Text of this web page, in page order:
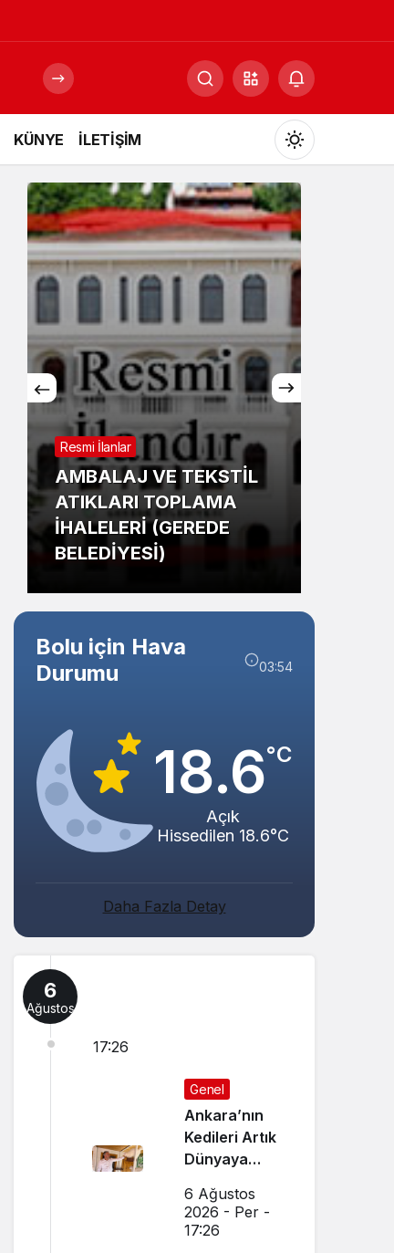
KÜNYE İLETİŞİM
Mod
değiştir
Gündüz Modu
Gece Modu
Gece modunu seçin.
Sistem Modu
Sistem modunu seçin.
Resmi İlanlar
AMBALAJ VE TEKSTİL
ATIKLARI TOPLAMA
İHALELERİ (GEREDE
BELEDİYESİ)
Bolu için Hava
Durumu
03:54
18.6°C
Açık
Hissedilen 18.6°C
Daha Fazla Detay
6
Ağustos
17:26
Genel
Ankara’nın
Kedileri Artık
Dünyaya
Tanıtılıyor
6 Ağustos
2026 - Per -
17:26